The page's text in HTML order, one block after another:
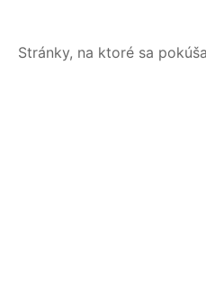
Stránky, na ktoré sa